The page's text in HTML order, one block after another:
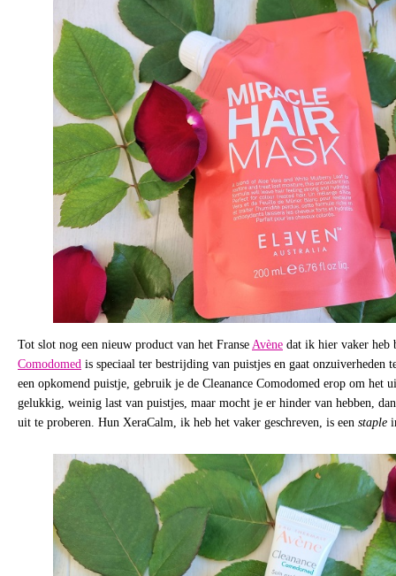
Tot slot nog een nieuw product van het Franse Avène dat ik hier vaker heb
Comodomed is speciaal ter bestrijding van puistjes en gaat onzuiverheden
een opkomend puistje, gebruik je de Cleanance Comodomed erop om het
gelukkig, weinig last van puistjes, maar mocht je er hinder van hebben,
uit te proberen. Hun XeraCalm, ik heb het vaker geschreven, is een staple